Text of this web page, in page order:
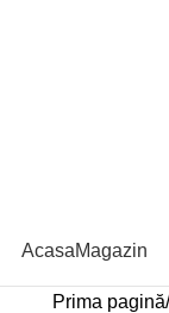
AcasaMagazin
Prima pagină